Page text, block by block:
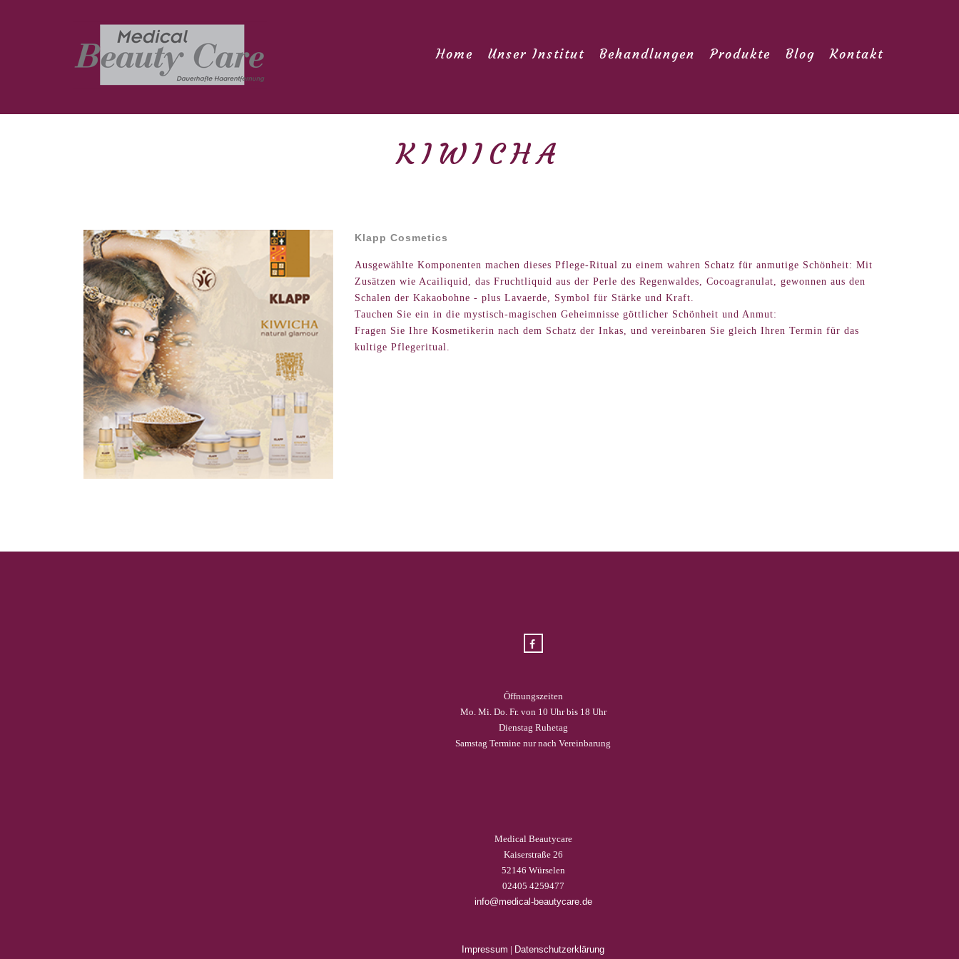
Home Unser Institut Behandlungen Produkte Blog Kontakt
KIWICHA
Klapp Cosmetics
Ausgewählte Komponenten machen dieses Pflege-Ritual zu einem wahren Schatz für anmutige Schönheit: Mit
Zusätzen wie Acailiquid, das Fruchtliquid aus der Perle des Regenwaldes, Cocoagranulat, gewonnen aus den
Schalen der Kakaobohne - plus Lavaerde, Symbol für Stärke und Kraft.
Tauchen Sie ein in die mystisch-magischen Geheimnisse göttlicher Schönheit und Anmut:
Fragen Sie Ihre Kosmetikerin nach dem Schatz der Inkas, und vereinbaren Sie gleich Ihren Termin für das
kultige Pflegeritual.
Öffnungszeiten
Mo. Mi. Do. Fr. von 10 Uhr bis 18 Uhr
Dienstag Ruhetag
Samstag Termine nur nach Vereinbarung
Medical Beautycare
Kaiserstraße 26
52146 Würselen
02405 4259477
info@medical-beautycare.de
Impressum | Datenschutzerklärung